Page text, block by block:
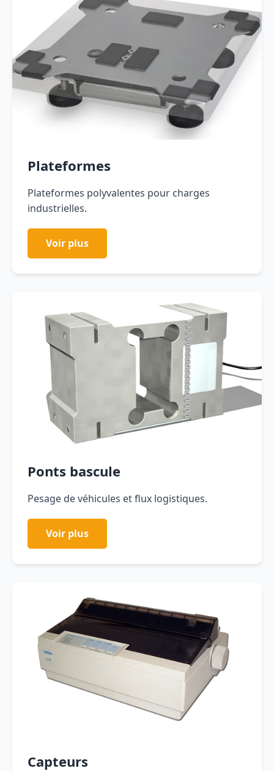
Plateformes
Plateformes polyvalentes pour charges
industrielles.
Voir plus
Ponts bascule
Pesage de véhicules et flux logistiques.
Voir plus
Capteurs